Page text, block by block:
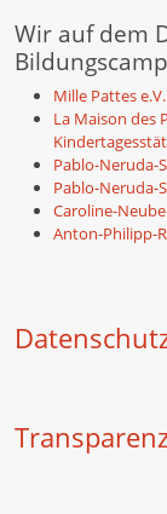
Wir auf dem
Mille Pattes e.V.
La Maison des
Pablo-Neruda-
Pablo-Neruda-
Caroline-
Anton-Philipp-